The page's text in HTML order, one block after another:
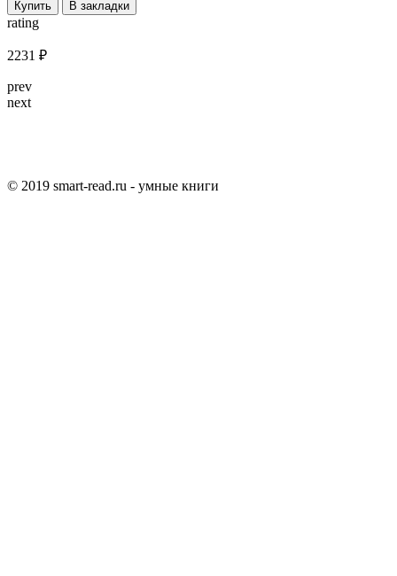
Купить В закладки
rating
2231 ₽
prev
next
© 2019 smart-read.ru - умные книги